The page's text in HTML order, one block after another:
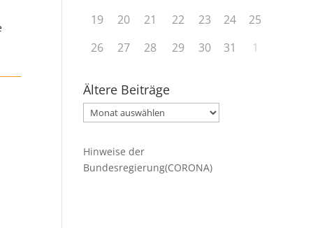
19
20 21 22 23 24
25
26
27 28 29 30 31 1
Ältere Beiträge
Ältere
Beiträge
Hinweise der
Bundesregierung(CORONA)